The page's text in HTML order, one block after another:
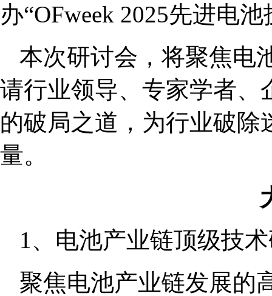
办“OFweek 2025先进电
本次研讨会，将聚焦电
请行业领导、专家学者、
的破局之道，为行业破
量。
1、电池产业链顶级技
聚焦电池产业链发展的